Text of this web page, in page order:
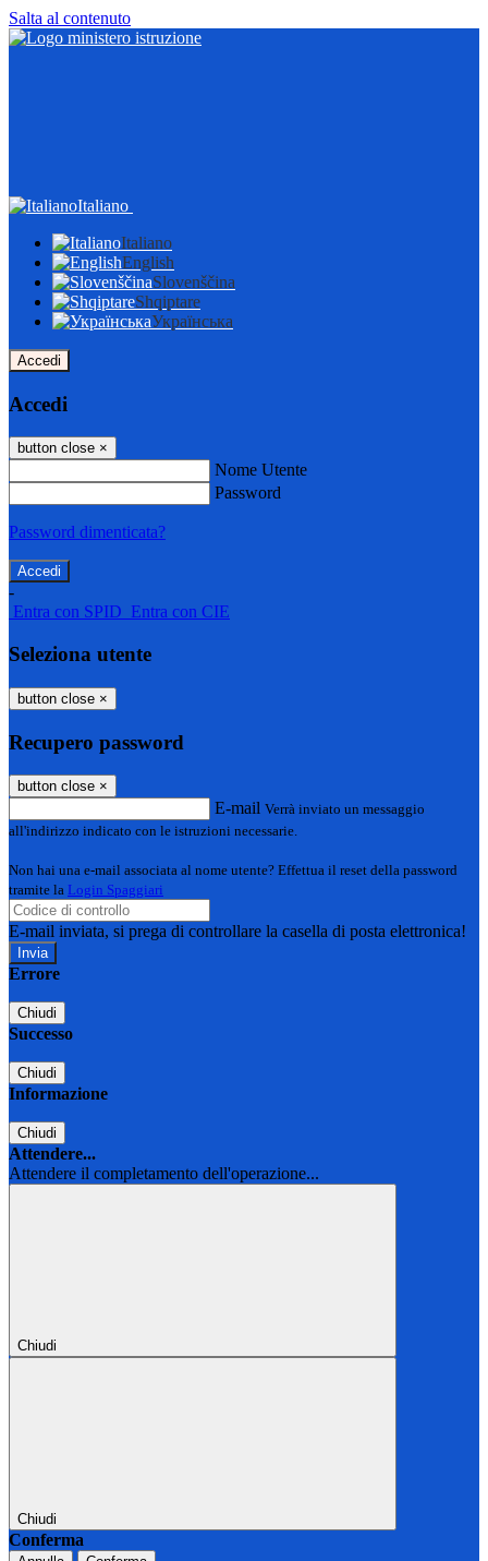
Salta al contenuto
Italiano
Italiano
English
Slovenščina
Shqiptare
Українська
Accedi
Accedi
button close ×
Nome Utente
Password
Password dimenticata?
-
Entra con SPID Entra con CIE
Seleziona utente
button close ×
Recupero password
button close ×
E-mail Verrà inviato un messaggio
all'indirizzo indicato con le istruzioni necessarie.
Non hai una e-mail associata al nome utente? Effettua il reset della password
tramite la Login Spaggiari
E-mail inviata, si prega di controllare la casella di posta elettronica!
Errore
Chiudi
Successo
Chiudi
Informazione
Chiudi
Attendere...
Attendere il completamento dell'operazione...
Chiudi
Chiudi
Conferma